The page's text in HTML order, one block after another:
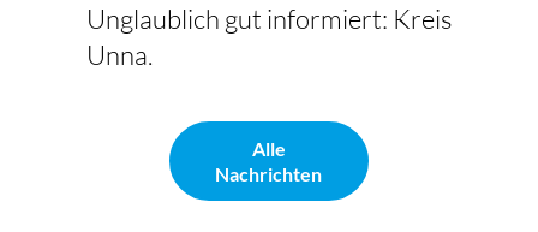
Unglaublich gut informiert: Kreis
Unna.
Alle
Nachrichten